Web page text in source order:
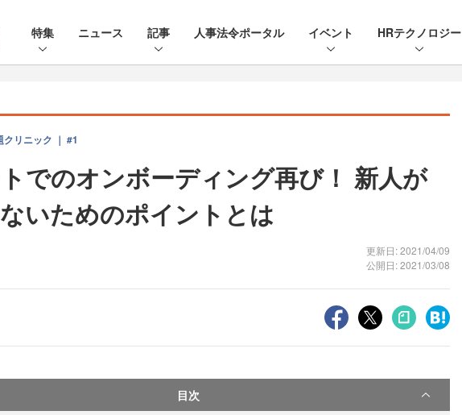
特集 ニュース 記事 人事法令ポータル イベント HRテクノロジー
リニック ｜ #1
でのオンボーディング再び！ 新人が
いためのポイントとは
更新日: 2021/04/09
公開日: 2021/03/08
目次